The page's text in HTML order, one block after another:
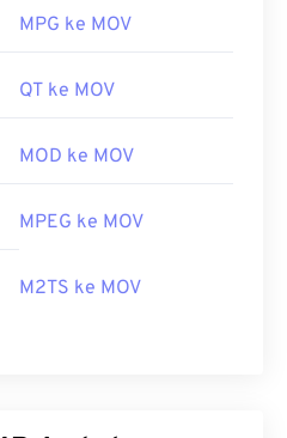
MPG ke MOV
QT ke MOV
MOD ke MOV
MPEG ke MOV
M2TS ke MOV